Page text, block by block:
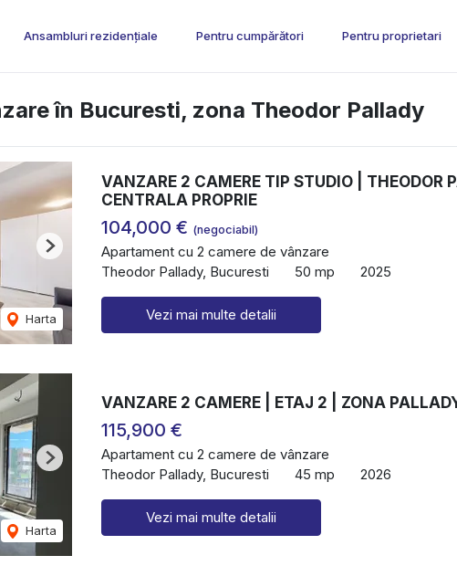
Ansambluri rezidențiale Pentru cumpărători Pentru proprietari
în Bucuresti, zona Theodor Pallady
Harta
Next
VANZARE 2 CAMERE TIP STUDIO | THEODOR
CENTRALA PROPRIE
104,000 € (negociabil)
Apartament cu 2 camere de vânzare
Theodor Pallady, Bucuresti
50 mp 2025
Vezi mai multe detalii
Harta
Next
VANZARE 2 CAMERE | ETAJ 2 | ZONA
115,900 €
Apartament cu 2 camere de vânzare
Theodor Pallady, Bucuresti
45 mp 2026
Vezi mai multe detalii